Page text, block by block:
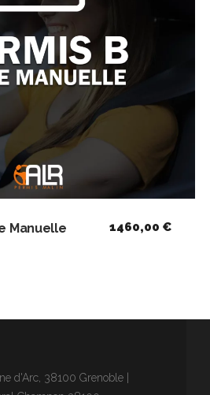
Manuelle 1460,00 €
d'Arc, 38100 Grenoble |